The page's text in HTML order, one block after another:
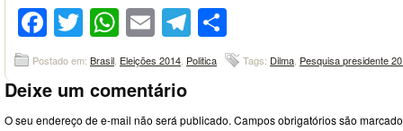
Facebook
Twitter
WhatsApp
EmailTelegram
Postado em: Brasil Eleições 2014 Politica Tags: Dilma Pesquisa presidente
Deixe um comentário
O seu endereço de e-mail não será publicado. Campos obrigatórios são